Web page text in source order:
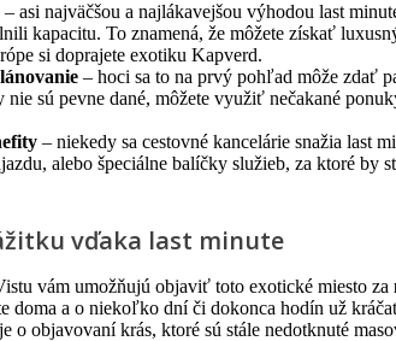
– asi najväčšou a najlákavejšou výhodou last
kapacitu. To znamená, že môžete získať
si doprajete exotiku Kapverd.
– hoci sa to na prvý pohľad môže zdať
nie sú pevne dané, môžete využiť nečakané
– niekedy sa cestovné kancelárie snažia
alebo špeciálne balíčky služieb, za ktoré by
vďaka last minute
vám umožňujú objaviť toto exotické miesto za
doma a o niekoľko dní či dokonca hodín už
o objavovaní krás, ktoré sú stále nedotknuté